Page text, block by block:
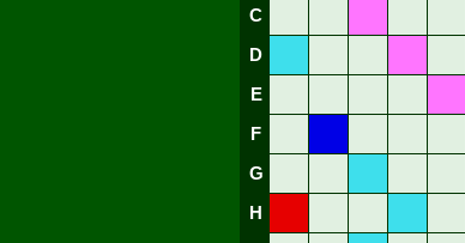
C
D
E
F
G
H